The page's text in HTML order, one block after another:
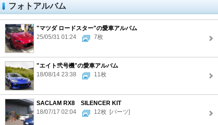
フォトアルバム
"マツダ ロードスター"の愛車アルバム
25/05/31 01:24
7枚
"エイト弐号機"の愛車アルバム
18/08/14 23:38
11枚
SACLAM RX8 SILENCER KIT
18/07/17 02:04
12枚 [パーツ]